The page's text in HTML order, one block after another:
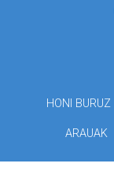
HONI BURUZ
ARAUAK